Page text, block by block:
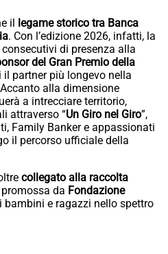
il
legame storico tra Banca
. Con l’edizione 2026, infatti, la
di presenza alla
del Gran Premio della
il partner più longevo nella
alla dimensione
a intrecciare territorio,
attraverso “Un Giro nel Giro”,
Family Banker e appassionati
il percorso ufficiale della
collegato alla raccolta
promossa da Fondazione
bambini e ragazzi nello spettro